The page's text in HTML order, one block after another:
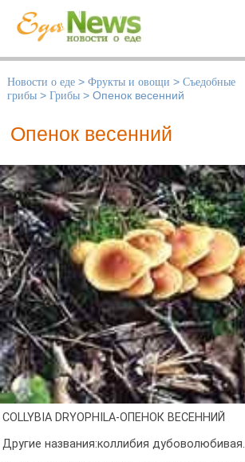
Новости о еде > Фрукты и овощи > Съедобные
грибы > Грибы > Опенок весенний
Опенок весенний
COLLYBIA DRYOPHILA-ОПЕНОК ВЕСЕННИЙ
Другие названия:коллибия дубоволюбивая.